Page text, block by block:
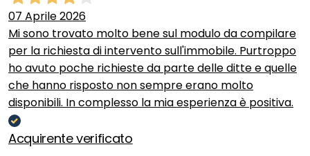
07 Aprile 2026
Mi sono trovato molto bene sul modulo da compilare
per la richiesta di intervento sull'immobile. Purtroppo
ho avuto poche richieste da parte delle ditte e quelle
che hanno risposto non sempre erano molto
disponibili. In complesso la mia esperienza è positiva.
Acquirente verificato